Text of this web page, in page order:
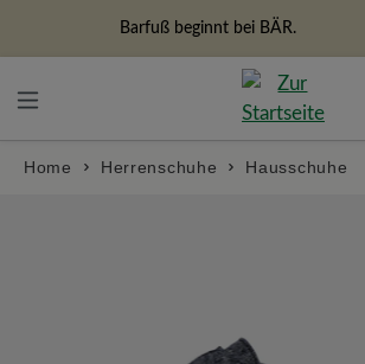
Freiheitspioniere
Home Herrenschuhe Hausschuhe